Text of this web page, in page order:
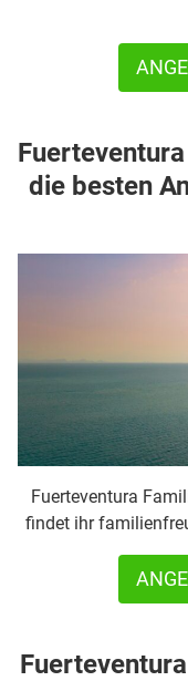
die besten
Fuerteventura
findet ihr